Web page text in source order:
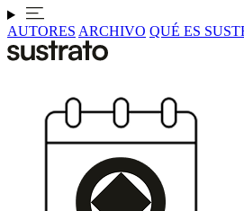
AUTORES ARCHIVO QUÉ ES